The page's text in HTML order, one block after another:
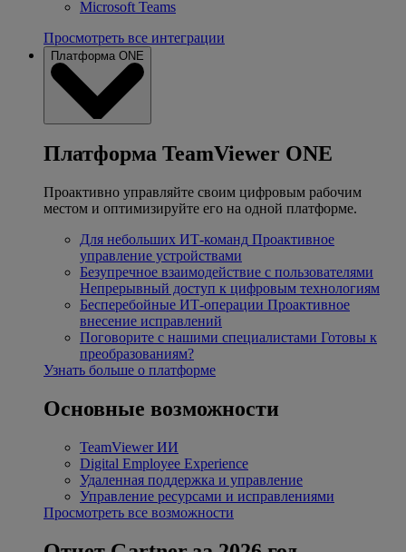
Microsoft Teams
Просмотреть все интеграции
Платформа ONE
Платформа TeamViewer ONE
Проактивно управляйте своим цифровым рабочим
местом и оптимизируйте его на одной платформе.
Для небольших ИТ-команд Проактивное
управление устройствами
Безупречное взаимодействие с пользователями
Непрерывный доступ к цифровым технологиям
Бесперебойные ИТ-операции Проактивное
внесение исправлений
Поговорите с нашими специалистами Готовы к
преобразованиям?
Узнать больше о платформе
Основные возможности
TeamViewer ИИ
Digital Employee Experience
Удаленная поддержка и управление
Управление ресурсами и исправлениями
Просмотреть все возможности